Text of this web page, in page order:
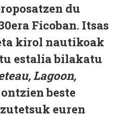
du
Ficoban. Itsas
kirol nautikoak
estalia bilakatu
Lagoon,
beste
euren